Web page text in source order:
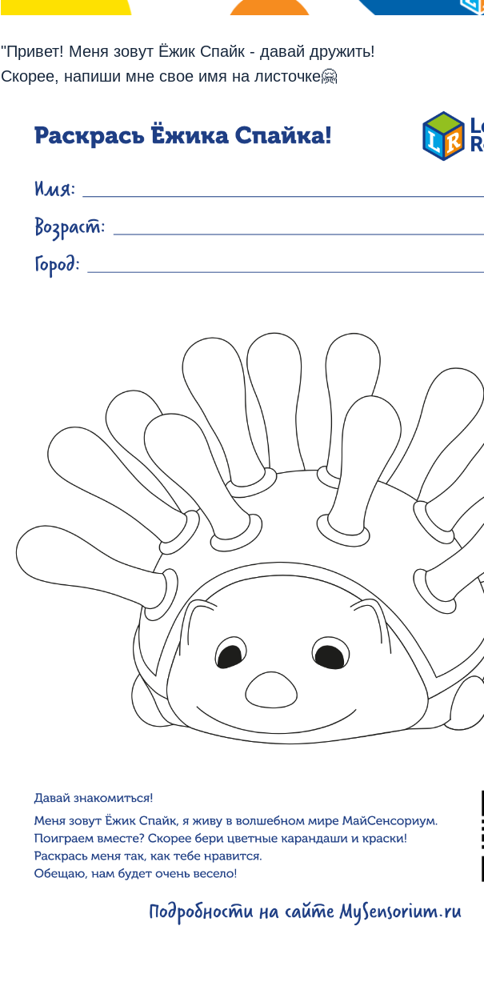
"Привет! Меня зовут Ёжик Спайк - давай дружить!
Скорее, напиши мне свое имя на листочке🤗